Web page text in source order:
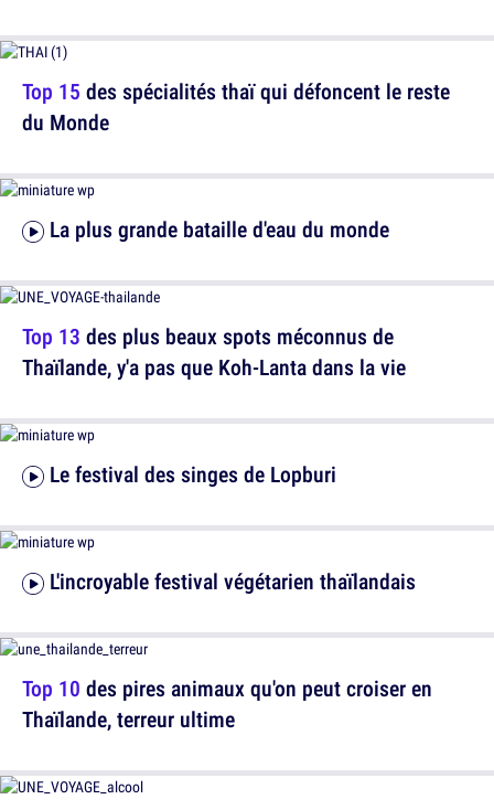
La plus grande bataille d'eau du monde
Le festival des singes de Lopburi
Top 10 des pires animaux qu'on peut croiser en
Thaïlande, terreur ultime
Top 15 des spécialités thaï qui défoncent le reste
du Monde
Top 13 des plus beaux spots méconnus de
Thaïlande, y'a pas que Koh-Lanta dans la vie
L'incroyable festival végétarien thaïlandais